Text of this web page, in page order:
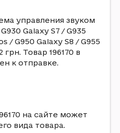
управления звуком
Galaxy S7 / G935
/ G950 Galaxy S8 / G955
грн. Товар 196170 в
к отправке.
на сайте может
вида товара.